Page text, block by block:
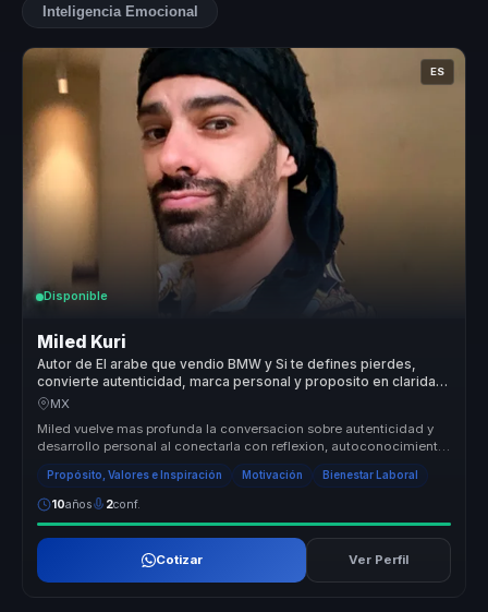
Inteligencia Emocional
ES
Disponible
Miled Kuri
Autor de El arabe que vendio BMW y Si te defines pierdes,
convierte autenticidad, marca personal y proposito en claridad
para equipos.
MX
Miled vuelve mas profunda la conversacion sobre autenticidad y
desarrollo personal al conectarla con reflexion, autoconocimiento
y vincul...
Propósito, Valores e Inspiración Motivación Bienestar Laboral
10años 2conf.
Cotizar Ver Perfil